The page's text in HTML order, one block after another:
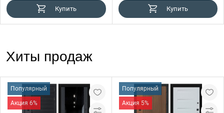
Купить Купить
Хиты продаж
Популярный
Акция 6%
Популярный
Акция 5%